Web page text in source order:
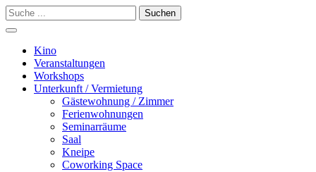
Suchen
Kino
Veranstalt­ungen
Workshops
Unterkunft / Vermietung
Gäste­wohnung / Zimmer
Ferien­wohnungen
Seminarräume
Saal
Kneipe
Coworking Space